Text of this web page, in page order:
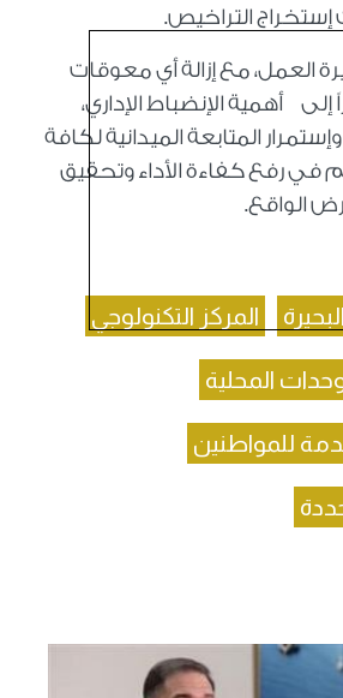
إستخراج التراخيص.
العمل، مع إزالة أي معوقات
أهمية الإنضباط الإداري،
المتابعة الميدانية لكافة
في رفع كفاءة الأداء وتحقيق
الواقع.
المركز التكنولوجي
المحلية
للمواطنين